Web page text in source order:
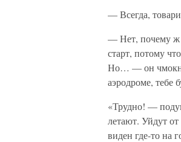
— Всегда,
— Нет, почему ж
старт, потому
Но… — он
аэродроме, тебе
«Трудно! —
летают. Уйдут от
виден где-то на